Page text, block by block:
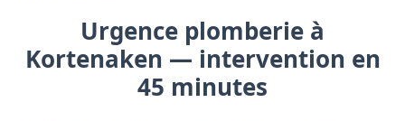
Urgence plomberie à
Kortenaken — intervention en
45 minutes